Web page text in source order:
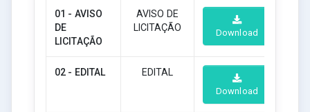
01 - AVISO
DE
LICITAÇÃO
AVISO DE
LICITAÇÃO
Download
02 - EDITAL EDITAL
Download